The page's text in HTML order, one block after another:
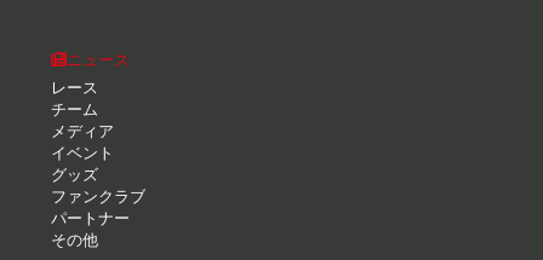
ニュース
レース
チーム
メディア
イベント
グッズ
ファンクラブ
パートナー
その他